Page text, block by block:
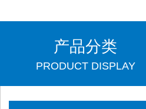
产品分类
PRODUCT DISPLAY